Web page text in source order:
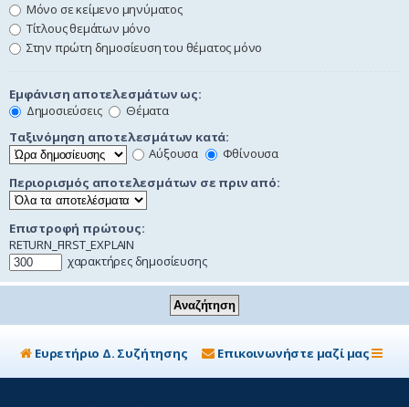
Μόνο σε κείμενο μηνύματος
Τίτλους θεμάτων μόνο
Στην πρώτη δημοσίευση του θέματος μόνο
Εμφάνιση αποτελεσμάτων ως:
Δημοσιεύσεις
Θέματα
Ταξινόμηση αποτελεσμάτων κατά:
Αύξουσα
Φθίνουσα
Περιορισμός αποτελεσμάτων σε πριν από:
Επιστροφή πρώτους:
RETURN_FIRST_EXPLAIN
χαρακτήρες δημοσίευσης
Ευρετήριο Δ. Συζήτησης Επικοινωνήστε μαζί μας